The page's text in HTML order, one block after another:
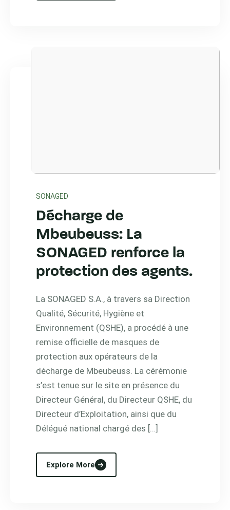
SONAGED
Décharge de
Mbeubeuss: La
SONAGED renforce la
protection des agents.
La SONAGED S.A., à travers sa Direction
Qualité, Sécurité, Hygiène et
Environnement (QSHE), a procédé à une
remise officielle de masques de
protection aux opérateurs de la
décharge de Mbeubeuss. La cérémonie
s’est tenue sur le site en présence du
Directeur Général, du Directeur QSHE, du
Directeur d’Exploitation, ainsi que du
Délégué national chargé des […]
Explore More